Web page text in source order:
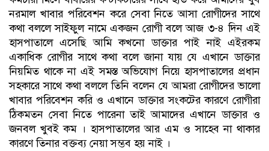
নরমাল খাবার পরিবেশন করে সেবা নিতে আসা রোগীদের সাথে
কথা বললে সাইফুল নামে একজন রোগী বলে আজ ৩-৪ দিন এই
হাসপাতালে এসেছি আমি কখনো ডাক্তার পাই নাই এইরকম
একাধিক রোগীর সাথে কথা বলে জানা যায় যে এখানে ডাক্তার
নিয়মিত থাকে না এই সমস্ত অভিযোগ নিয়ে হাসপাতালের প্রধান
সহকারে সাথে কথা বললে তিনি বলেন যে আমরা রোগীদের ভালো
খাবার পরিবেশন করি ও এখানে ডাক্তার সংকটের কারণে রোগীরা
ঠিকমতন সেবা নিতে পারেনা তাই আমাদের এখানে ডাক্তার ও
জনবল খুবই কম । হাসপাতালের আর এম ও সাহেব না থাকার
কারণে তিনার বক্তব্য নেয়া সম্ভব হয় নাই ।